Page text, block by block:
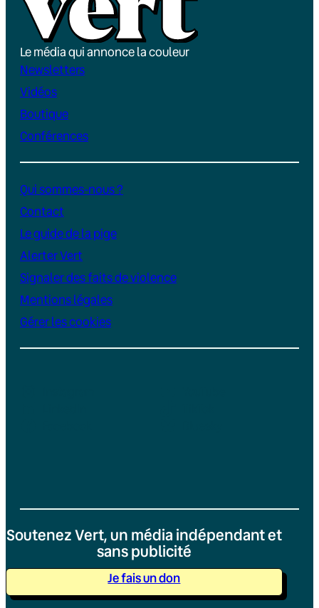
Le média qui annonce la couleur
Newsletters
Vidéos
Boutique
Conférences
Qui sommes-nous ?
Contact
Le guide de la pige
Alerter Vert
Signaler des faits de violence
Mentions légales
Gérer les cookies
Soutenez Vert, un média indépendant et
sans publicité
Je fais un don